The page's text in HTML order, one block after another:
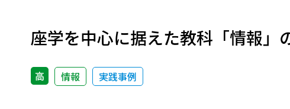
座学を中心に据えた教科「情報」
高 情報 実践事例